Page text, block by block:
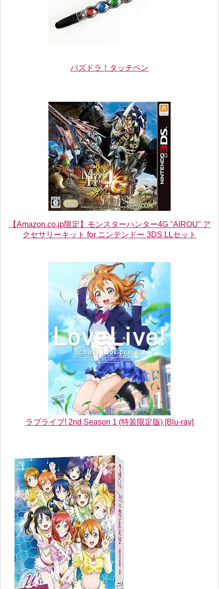
パズドラ！タッチペン
【Amazon.co.jp限定】モンスターハンター4G "AIROU" ア
クセサリーキット for ニンテンドー 3DS LLセット
ラブライブ! 2nd Season 1 (特装限定版) [Blu-ray]